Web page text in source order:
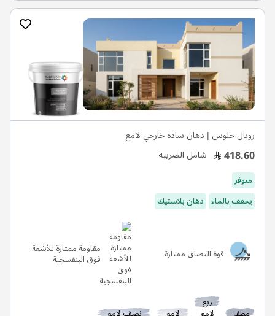
رويال جلوس | دهان سادة خارجي لامع
418.60 شامل الضريبة
متوفر
يخفف بالماء دهان بلاستيك
قوة التصاق ممتازة مقاومة ممتازة للأشعة
فوق البنفسجية
ربع